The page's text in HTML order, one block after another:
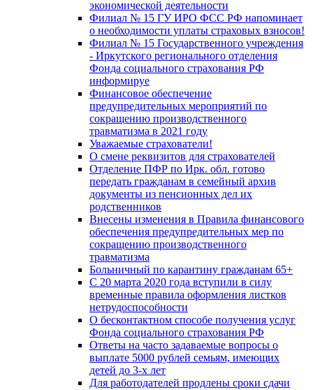
экономической деятельности
Филиал № 15 ГУ ИРО ФСС РФ напоминает
о необходимости уплаты страховых взносов!
Филиал № 15 Государственного учреждения
- Иркутского регионального отделения
Фонда социального страхования РФ
информируе
Финансовое обеспечение
предупредительных мероприятий по
сокращению производственного
травматизма в 2021 году
Уважаемые страхователи!
О смене реквизитов для страхователей
Отделение ПФР по Ирк. обл. готово
передать гражданам в семейный архив
документы из пенсионных дел их
родственников
Внесены изменения в Правила финансового
обеспечения предупредительных мер по
сокращению производственного
травматизма
Больничный по карантину гражданам 65+
С 20 марта 2020 года вступили в силу
временные правила оформления листков
нетрудоспособности
О бесконтактном способе получения услуг
Фонда социального страхования РФ
Ответы на часто задаваемые вопросы о
выплате 5000 рублей семьям, имеющих
детей до 3-х лет
Для работодателей продлены сроки сдачи